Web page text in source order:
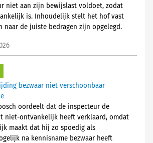
niet aan zijn bewijslast voldoet, zodat
is. Inhoudelijk stelt het hof vast
naar de juiste bedragen zijn opgelegd.
bezwaar niet verschoonbaar
oordeelt dat de inspecteur de
niet-ontvankelijk heeft verklaard, omdat
maakt dat hij zo spoedig als
na kennisname bezwaar heeft